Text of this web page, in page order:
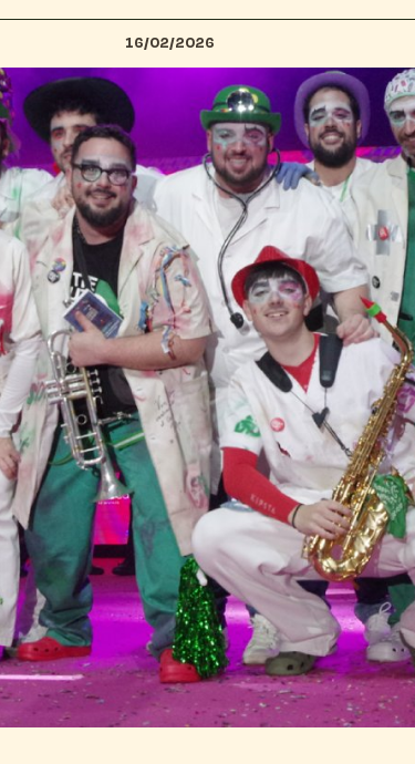
16/02/2026